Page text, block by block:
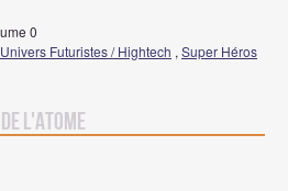
0
Univers Futuristes / Hightech , Super Héros
l'atome